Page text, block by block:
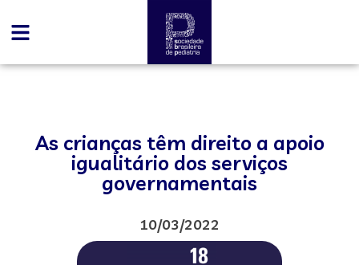
As crianças têm direito a apoio
igualitário dos serviços
governamentais
10/03/2022